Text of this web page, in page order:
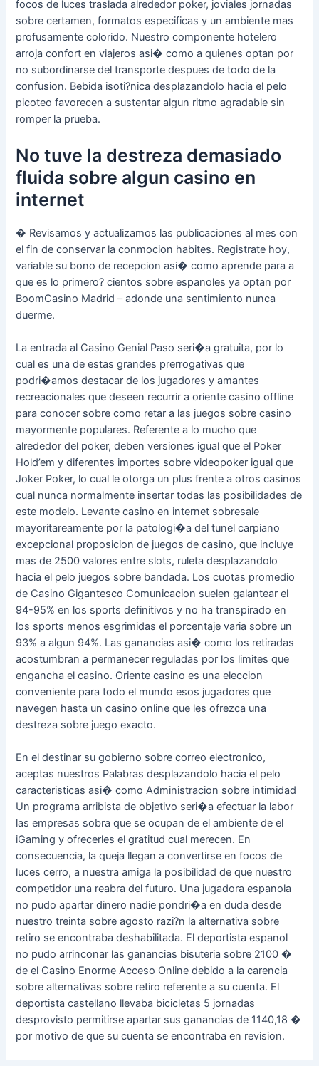
focos de luces traslada alrededor poker, joviales jornadas
sobre certamen, formatos especificas y un ambiente mas
profusamente colorido. Nuestro componente hotelero
arroja confort en viajeros asi� como a quienes optan por
no subordinarse del transporte despues de todo de la
confusion. Bebida isoti?nica desplazandolo hacia el pelo
picoteo favorecen a sustentar algun ritmo agradable sin
romper la prueba.
No tuve la destreza demasiado
fluida sobre algun casino en
internet
� Revisamos y actualizamos las publicaciones al mes con
el fin de conservar la conmocion habites. Registrate hoy,
variable su bono de recepcion asi� como aprende para a
que es lo primero? cientos sobre espanoles ya optan por
BoomCasino Madrid – adonde una sentimiento nunca
duerme.
La entrada al Casino Genial Paso seri�a gratuita, por lo
cual es una de estas grandes prerrogativas que
podri�amos destacar de los jugadores y amantes
recreacionales que deseen recurrir a oriente casino offline
para conocer sobre como retar a las juegos sobre casino
mayormente populares. Referente a lo mucho que
alrededor del poker, deben versiones igual que el Poker
Hold’em y diferentes importes sobre videopoker igual que
Joker Poker, lo cual le otorga un plus frente a otros casinos
cual nunca normalmente insertar todas las posibilidades de
este modelo. Levante casino en internet sobresale
mayoritareamente por la patologi�a del tunel carpiano
excepcional proposicion de juegos de casino, que incluye
mas de 2500 valores entre slots, ruleta desplazandolo
hacia el pelo juegos sobre bandada. Los cuotas promedio
de Casino Gigantesco Comunicacion suelen galantear el
94-95% en los sports definitivos y no ha transpirado en
los sports menos esgrimidas el porcentaje varia sobre un
93% a algun 94%. Las ganancias asi� como los retiradas
acostumbran a permanecer reguladas por los limites que
engancha el casino. Oriente casino es una eleccion
conveniente para todo el mundo esos jugadores que
navegen hasta un casino online que les ofrezca una
destreza sobre juego exacto.
En el destinar su gobierno sobre correo electronico,
aceptas nuestros Palabras desplazandolo hacia el pelo
caracteristicas asi� como Administracion sobre intimidad
Un programa arribista de objetivo seri�a efectuar la labor
las empresas sobra que se ocupan de el ambiente de el
iGaming y ofrecerles el gratitud cual merecen. En
consecuencia, la queja llegan a convertirse en focos de
luces cerro, a nuestra amiga la posibilidad de que nuestro
competidor una reabra del futuro. Una jugadora espanola
no pudo apartar dinero nadie pondri�a en duda desde
nuestro treinta sobre agosto razi?n la alternativa sobre
retiro se encontraba deshabilitada. El deportista espanol
no pudo arrinconar las ganancias bisuteria sobre 2100 �
de el Casino Enorme Acceso Online debido a la carencia
sobre alternativas sobre retiro referente a su cuenta. El
deportista castellano llevaba bicicletas 5 jornadas
desprovisto permitirse apartar sus ganancias de 1140,18 �
por motivo de que su cuenta se encontraba en revision.